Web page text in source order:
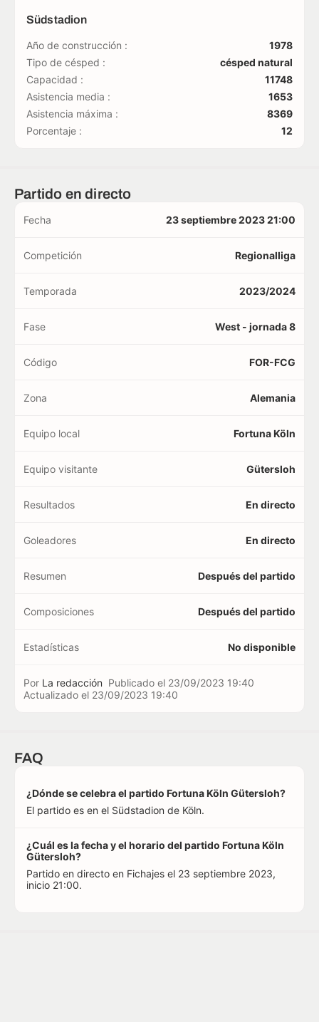
Südstadion
Año de construcción :
1978
Tipo de césped :
césped natural
Capacidad :
11748
Asistencia media :
1653
Asistencia máxima :
8369
Porcentaje :
12
Partido en directo
Fecha 23 septiembre 2023 21:00
Competición Regionalliga
Temporada 2023/2024
Fase West - jornada 8
Código FOR-FCG
Zona Alemania
Equipo local Fortuna Köln
Equipo visitante Gütersloh
Resultados En directo
Goleadores En directo
Resumen Después del partido
Composiciones Después del partido
Estadísticas No disponible
Por La redacción Publicado el 23/09/2023 19:40
Actualizado el 23/09/2023 19:40
FAQ
¿Dónde se celebra el partido Fortuna Köln Gütersloh?
El partido es en el Südstadion de Köln.
¿Cuál es la fecha y el horario del partido Fortuna Köln
Gütersloh?
Partido en directo en Fichajes el 23 septiembre 2023,
inicio 21:00.